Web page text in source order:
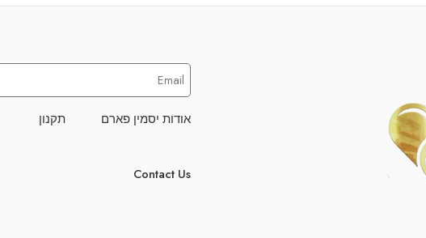
אודות יסמין פארם תקנון
Contact Us